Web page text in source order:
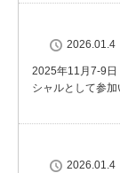
2026.01.4
2025年11月7-9
シャルとして参加
2026.01.4